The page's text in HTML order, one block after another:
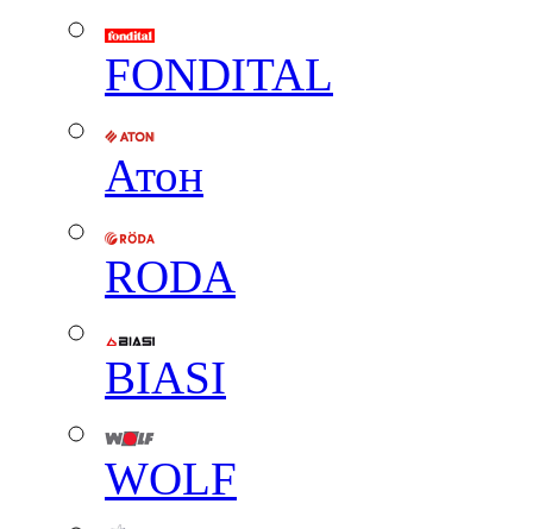
FONDITAL
Атон
RODA
BIASI
WOLF